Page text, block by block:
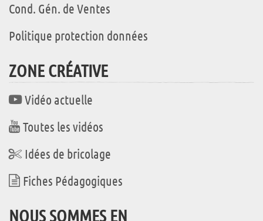
Cond. Gén. de Ventes
Politique protection données
ZONE CRÉATIVE
Vidéo actuelle
Toutes les vidéos
Idées de bricolage
Fiches Pédagogiques
NOUS SOMMES EN